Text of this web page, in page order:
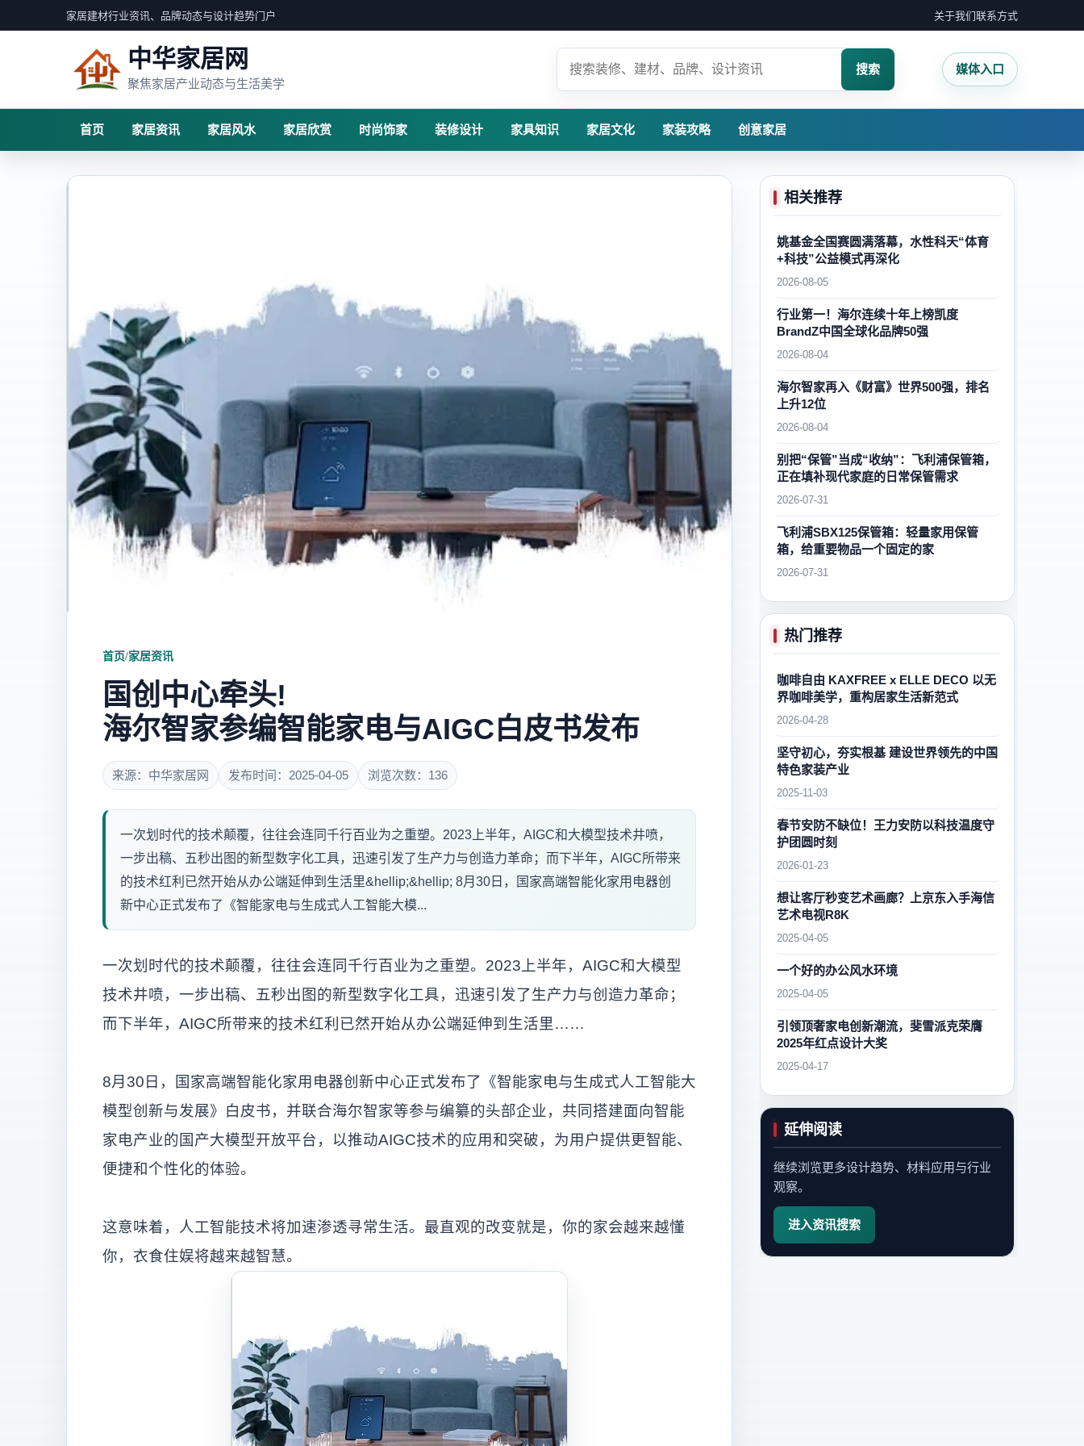
家居建材行业资讯、品牌动态与设计趋势门户 关于我们联系方式
中华家居网
聚焦家居产业动态与生活美学
搜索 媒体入口
首页 家居资讯 家居风水 家居欣赏 时尚饰家 装修设计 家具知识 家居文化 家装攻略 创意家居
首页/家居资讯
国创中心牵头!
海尔智家参编智能家电与AIGC白皮书发布
来源：中华家居网 发布时间：2025-04-05 浏览次数：136
一次划时代的技术颠覆，往往会连同千行百业为之重塑。2023上半年，AIGC和大模型技术井喷，
一步出稿、五秒出图的新型数字化工具，迅速引发了生产力与创造力革命；而下半年，AIGC所带来
的技术红利已然开始从办公端延伸到生活里&hellip;&hellip; 8月30日，国家高端智能化家用电器创
新中心正式发布了《智能家电与生成式人工智能大模...
一次划时代的技术颠覆，往往会连同千行百业为之重塑。2023上半年，AIGC和大模型
技术井喷，一步出稿、五秒出图的新型数字化工具，迅速引发了生产力与创造力革命；
而下半年，AIGC所带来的技术红利已然开始从办公端延伸到生活里……
8月30日，国家高端智能化家用电器创新中心正式发布了《智能家电与生成式人工智能大
模型创新与发展》白皮书，并联合海尔智家等参与编纂的头部企业，共同搭建面向智能
家电产业的国产大模型开放平台，以推动AIGC技术的应用和突破，为用户提供更智能、
便捷和个性化的体验。
这意味着，人工智能技术将加速渗透寻常生活。最直观的改变就是，你的家会越来越懂
你，衣食住娱将越来越智慧。
相关推荐
姚基金全国赛圆满落幕，水性科天“体育
+科技”公益模式再深化
2026-08-05
行业第一！海尔连续十年上榜凯度
BrandZ中国全球化品牌50强
2026-08-04
海尔智家再入《财富》世界500强，排名
上升12位
2026-08-04
别把“保管”当成“收纳”：飞利浦保管箱，
正在填补现代家庭的日常保管需求
2026-07-31
飞利浦SBX125保管箱：轻量家用保管
箱，给重要物品一个固定的家
2026-07-31
热门推荐
咖啡自由 KAXFREE x ELLE DECO 以无
界咖啡美学，重构居家生活新范式
2026-04-28
坚守初心，夯实根基 建设世界领先的中国
特色家装产业
2025-11-03
春节安防不缺位！王力安防以科技温度守
护团圆时刻
2026-01-23
想让客厅秒变艺术画廊？上京东入手海信
艺术电视R8K
2025-04-05
一个好的办公风水环境
2025-04-05
引领顶奢家电创新潮流，斐雪派克荣膺
2025年红点设计大奖
2025-04-17
延伸阅读
继续浏览更多设计趋势、材料应用与行业
观察。
进入资讯搜索